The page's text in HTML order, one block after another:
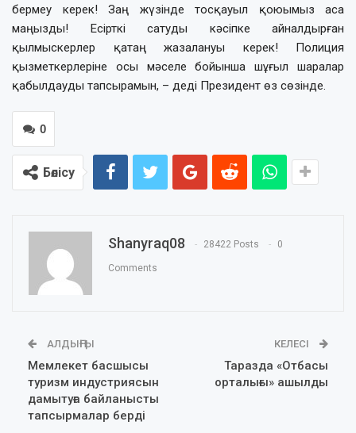
бермеу керек! Заң жүзінде тосқауыл қоюымыз аса
маңызды! Есірткі сатуды кәсіпке айналдырған
қылмыскерлер қатаң жазалануы керек! Полиция
қызметкерлеріне осы мәселе бойынша шұғыл шаралар
қабылдауды тапсырамын, – деді Президент өз сөзінде.
0
Бөлісу
Shanyraq08 28422 Posts 0
Comments
АЛДЫҢҒЫ
Мемлекет басшысы
туризм индустриясын
дамытуға байланысты
тапсырмалар берді
КЕЛЕСІ
Таразда «Отбасы
орталығы» ашылды